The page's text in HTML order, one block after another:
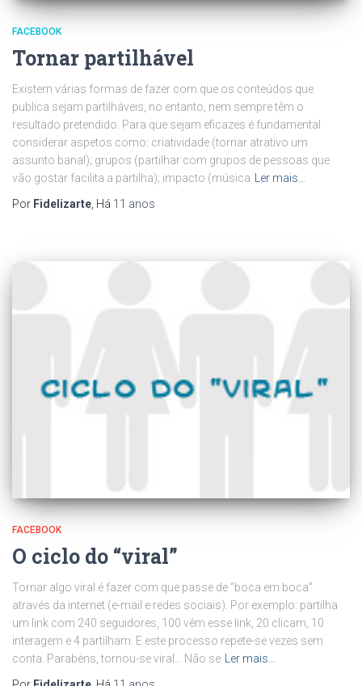
FACEBOOK
Tornar partilhável
Existem várias formas de fazer com que os conteúdos que
publica sejam partilháveis, no entanto, nem sempre têm o
resultado pretendido. Para que sejam eficazes é fundamental
considerar aspetos como: criatividade (tornar atrativo um
assunto banal); grupos (partilhar com grupos de pessoas que
vão gostar facilita a partilha); impacto (música
Ler mais…
Por Fidelizarte , Há 11 anos
FACEBOOK
O ciclo do “viral”
Tornar algo viral é fazer com que passe de “boca em boca”
através da internet (e-mail e redes sociais). Por exemplo: partilha
um link com 240 seguidores, 100 vêm esse link, 20 clicam, 10
interagem e 4 partilham. E este processo repete-se vezes sem
conta. Parabéns, tornou-se viral… Não se
Ler mais…